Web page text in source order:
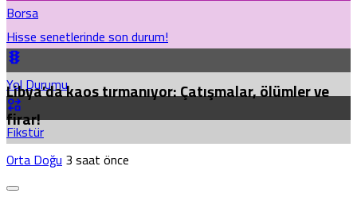
Borsa
Hisse senetlerinde son durum!
Yol Durumu
Fikstür
Libya’da kaos tırmanıyor: Çatışmalar, ölümler ve
firar!
Orta Doğu3 saat önce